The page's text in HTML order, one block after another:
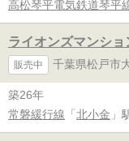
高松琴平電気鉄道琴平
ライオンズマンショ
販売中 千葉県松戸市
築26年
常磐緩行線 「 北小金 」